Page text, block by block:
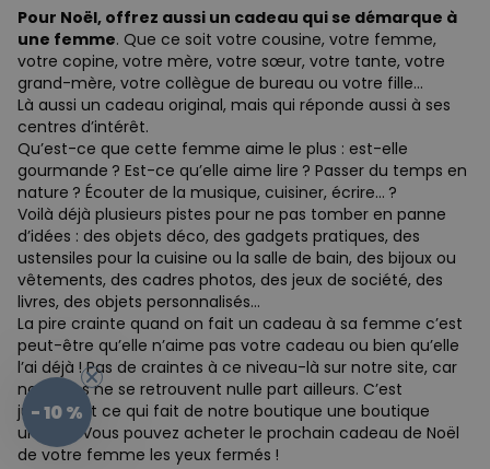
Pour Noël, offrez aussi un cadeau qui se démarque à
une femme. Que ce soit votre cousine, votre femme,
votre copine, votre mère, votre sœur, votre tante, votre
grand-mère, votre collègue de bureau ou votre fille…
Là aussi un cadeau original, mais qui réponde aussi à ses
centres d’intérêt.
Qu’est-ce que cette femme aime le plus : est-elle
gourmande ? Est-ce qu’elle aime lire ? Passer du temps en
nature ? Écouter de la musique, cuisiner, écrire… ?
Voilà déjà plusieurs pistes pour ne pas tomber en panne
d’idées : des objets déco, des gadgets pratiques, des
ustensiles pour la cuisine ou la salle de bain, des bijoux ou
vêtements, des cadres photos, des jeux de société, des
livres, des objets personnalisés…
La pire crainte quand on fait un cadeau à sa femme c’est
peut-être qu’elle n’aime pas votre cadeau ou bien qu’elle
l’ai déjà ! Pas de craintes à ce niveau-là sur notre site, car
nos idées ne se retrouvent nulle part ailleurs. C’est
justement ce qui fait de notre boutique une boutique
unique ! Vous pouvez acheter le prochain cadeau de Noël
de votre femme les yeux fermés !
- 10 %